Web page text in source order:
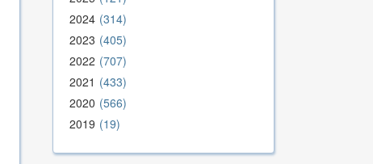
2024 314
2023 405
2022 707
2021
433
2020 566
2019 19